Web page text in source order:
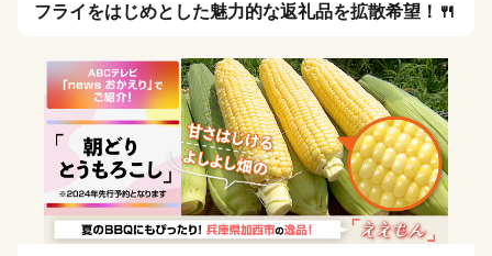
フライをはじめとした魅力的な返礼品を拡散希望！🍴